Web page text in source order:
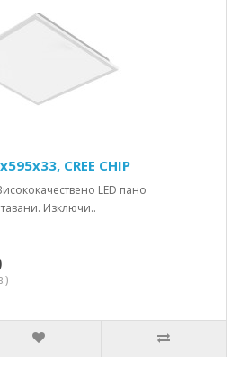
CREE CHIP
LED пано
Изключи..